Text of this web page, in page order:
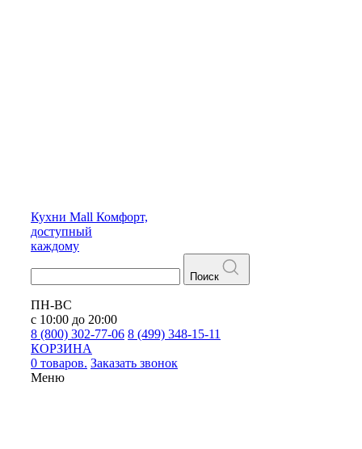
Кухни Mall Комфорт,
доступный
каждому
Поиск
ПН-ВС
с 10:00 до 20:00
8 (800) 302-77-06 8 (499) 348-15-11
КОРЗИНА
0 товаров. Заказать звонок
Меню